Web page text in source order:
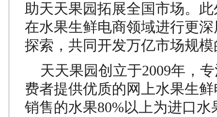
助天天果园拓展全国市场。
在水果生鲜电商领域进行更
探索，共同开发万亿市场规
天天果园创立于2009年，
费者提供优质的网上水果生
销售的水果80%以上为进口水